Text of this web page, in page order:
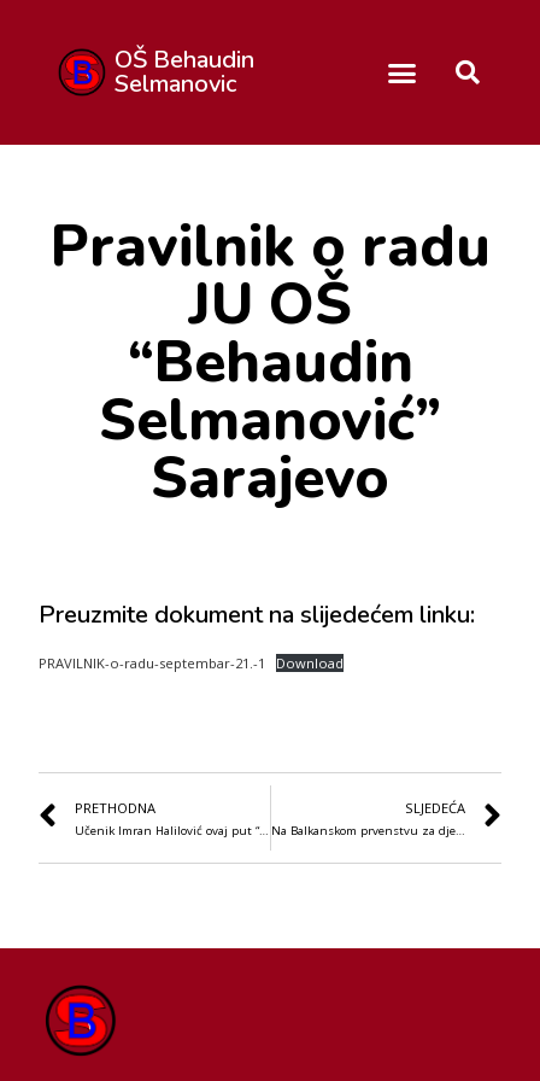
OŠ Behaudin
Selmanovic
Pravilnik o radu
JU OŠ
“Behaudin
Selmanović”
Sarajevo
Preuzmite dokument na slijedećem linku:
PRAVILNIK-o-radu-septembar-21.-1 Download
PRETHODNA
Učenik Imran Halilović ovaj put “srebreni” i “bronzani”
SLJEDEĆA
Na Balkanskom prvenstvu za djecu i seniore 2021. naše učenice Emina i Dalal osvojile sjajno 3. mjesto